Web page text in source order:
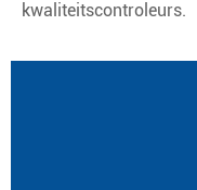
kwaliteitscontroleurs.